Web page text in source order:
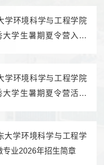
学环境科学与工程学院
大学生暑期夏令营入营
学环境科学与工程学院
大学生暑期夏令营活动
大学环境科学与工程学
专业2026年招生简章